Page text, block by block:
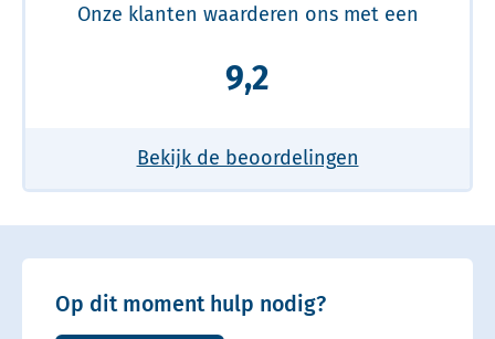
Onze klanten waarderen ons met een
9,2
Bekijk de beoordelingen
Op dit moment hulp nodig?